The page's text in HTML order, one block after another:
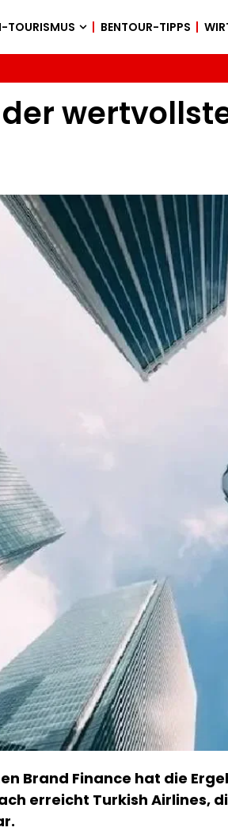
TOURISMUS BENTOUR-TIPPS
Brand Finance hat die
erreicht Turkish Airlines,